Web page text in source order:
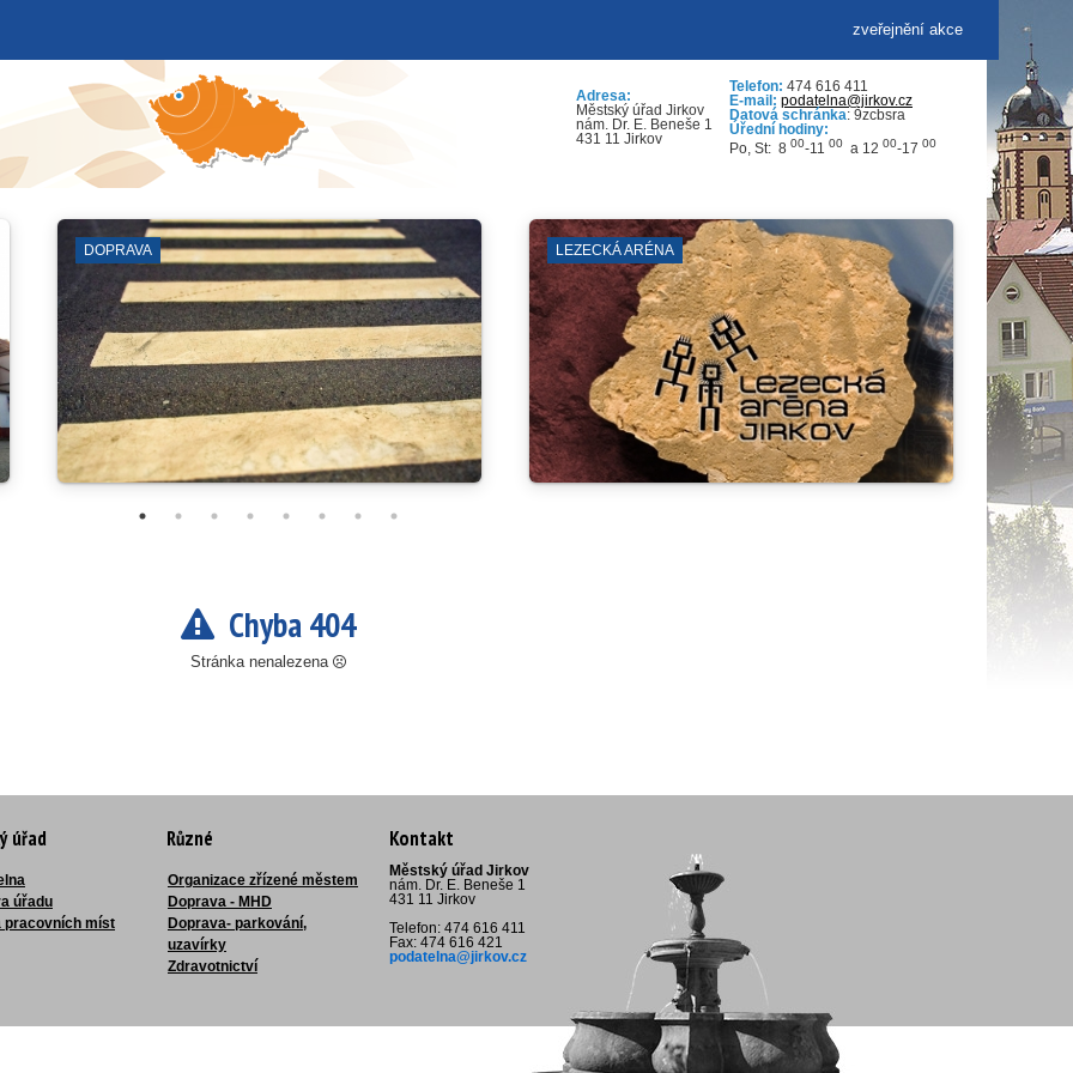
zveřejnění akce
Adresa:
Městský úřad Jirkov
nám. Dr. E. Beneše 1
431 11 Jirkov
Telefon: 474 616 411
E-mail: podatelna@jirkov.cz
Datová schránka: 9zcbsra
Úřední hodiny:
Po, St: 8 00-11 00 a 12 00-17 00
LEZECKÁ ARÉNA ZÁKLADNÍ ŠKOLY
Chyba 404
Stránka nenalezena
úřad
úřadu
pracovních míst
Různé
Organizace zřízené městem
Doprava - MHD
Doprava- parkování,
uzavírky
Zdravotnictví
Kontakt
Městský úřad Jirkov
nám. Dr. E. Beneše 1
431 11 Jirkov
Telefon: 474 616 411
Fax: 474 616 421
podatelna@jirkov.cz